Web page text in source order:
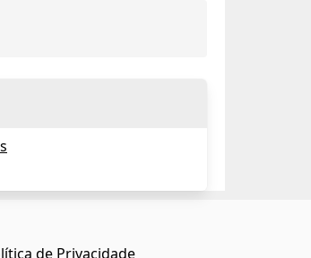
de Privacidade